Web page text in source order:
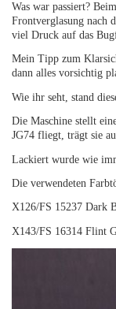
Was war passiert?
Frontverglasung nach
viel Druck auf das
Mein Tipp zum
dann alles vorsichtig
Wie ihr seht, stand
Die Maschine stellt
JG74 fliegt, trägt sie
Lackiert wurde wie
Die verwendeten
X126/FS 15237 Dark
X143/FS 16314 Flint